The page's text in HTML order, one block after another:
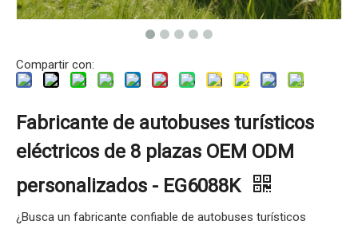
Compartir con:
Fabricante de autobuses turísticos
eléctricos de 8 plazas OEM ODM
personalizados - EG6088K
¿Busca un fabricante confiable de autobuses turísticos